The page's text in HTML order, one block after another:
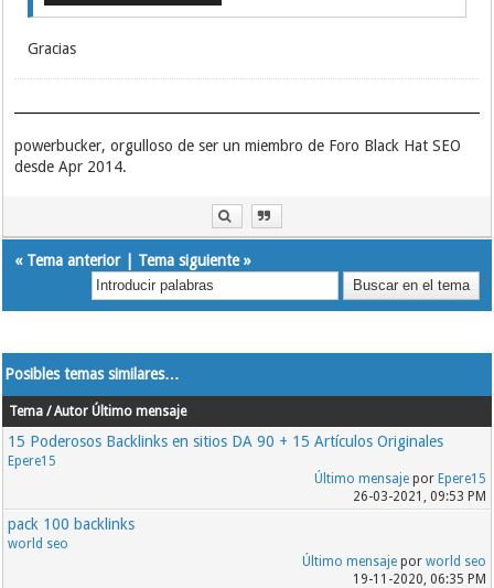
Gracias
powerbucker, orgulloso de ser un miembro de Foro Black Hat SEO
desde Apr 2014.
« Tema anterior| Tema siguiente»
Posibles temas similares…
Tema / Autor Último mensaje
15 Poderosos Backlinks en sitios DA 90 + 15 Artículos Originales
Epere15
Último mensajepor Epere15
26-03-2021, 09:53 PM
pack 100 backlinks
world seo
Último mensajepor world seo
19-11-2020, 06:35 PM